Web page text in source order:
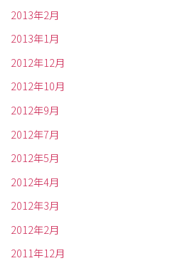
2013年2月
2013年1月
2012年12月
2012年10月
2012年9月
2012年7月
2012年5月
2012年4月
2012年3月
2012年2月
2011年12月